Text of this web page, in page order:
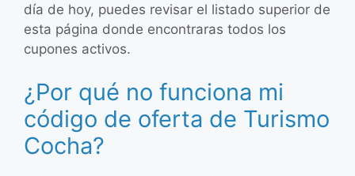
día de hoy, puedes revisar el listado superior de
esta página donde encontraras todos los
cupones activos.
¿Por qué no funciona mi
código de oferta de Turismo
Cocha?